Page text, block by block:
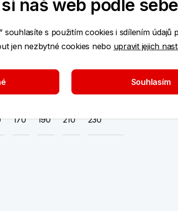
měsíce roku 2022 a navyšuje
prostředky našich klientů. Tím, že
dosáhnout na vyšší státní
900
170 190 210 230
náš web podle sebe
souhlasíte s použitím cookies i sdílením údajů
jen nezbytné cookies nebo upravit jejich
Souhlasím